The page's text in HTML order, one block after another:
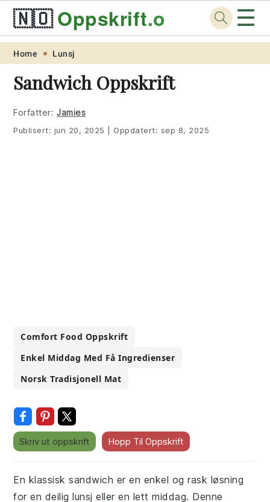
Skip
primary
navigation
Skip
main
content
Skip
primary
sidebar
Skip
footer
🇳🇴Oppskrift.org ☰
Home Lunsj
Sandwich Oppskrift
Forfatter: Jamies
Publisert: jun 20, 2025 Oppdatert: sep 8, 2025
Comfort Food Oppskrift
Enkel Middag Med Få Ingredienser
Norsk Tradisjonell Mat
Skriv ut oppskrift Hopp Til Oppskrift
En klassisk sandwich er en enkel og rask løsning
for en deilig lunsj eller en lett middag. Denne